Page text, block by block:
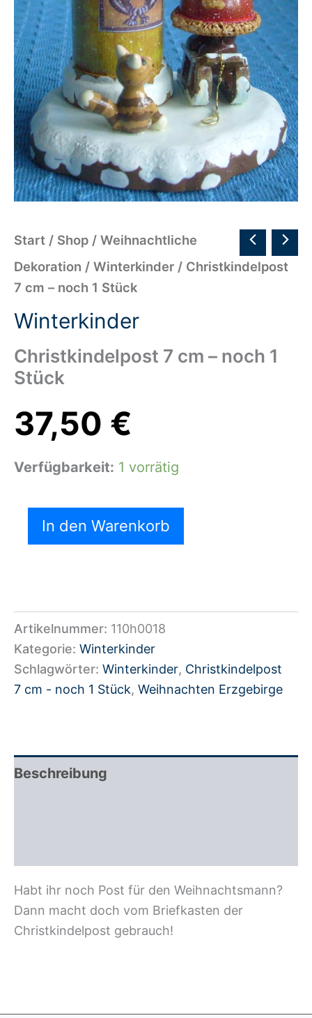
Start / Shop / Weihnachtliche
Dekoration / Winterkinder / Christkindelpost
7 cm – noch 1 Stück
Winterkinder
Christkindelpost 7 cm – noch 1
Stück
37,50 €
Verfügbarkeit: 1 vorrätig
In den Warenkorb
Artikelnummer: 110h0018
Kategorie: Winterkinder
Schlagwörter: Winterkinder, Christkindelpost
7 cm - noch 1 Stück, Weihnachten Erzgebirge
Beschreibung
Habt ihr noch Post für den Weihnachtsmann?
Dann macht doch vom Briefkasten der
Christkindelpost gebrauch!